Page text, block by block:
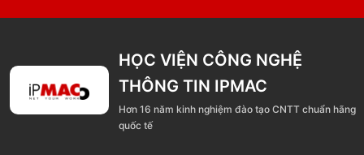
HỌC VIỆN CÔNG NGHỆ
THÔNG TIN IPMAC
Hơn 16 năm kinh nghiệm đào tạo CNTT chuẩn hãng
quốc tế